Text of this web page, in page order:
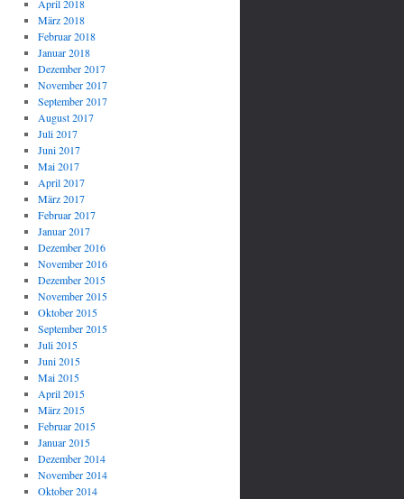
April 2018
März 2018
Februar 2018
Januar 2018
Dezember 2017
November 2017
September 2017
August 2017
Juli 2017
Juni 2017
Mai 2017
April 2017
März 2017
Februar 2017
Januar 2017
Dezember 2016
November 2016
Dezember 2015
November 2015
Oktober 2015
September 2015
Juli 2015
Juni 2015
Mai 2015
April 2015
März 2015
Februar 2015
Januar 2015
Dezember 2014
November 2014
Oktober 2014